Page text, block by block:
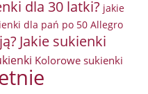
dla 30 latki? jakie
dla pań po 50 Allegro
Jakie sukienki
Kolorowe sukienki